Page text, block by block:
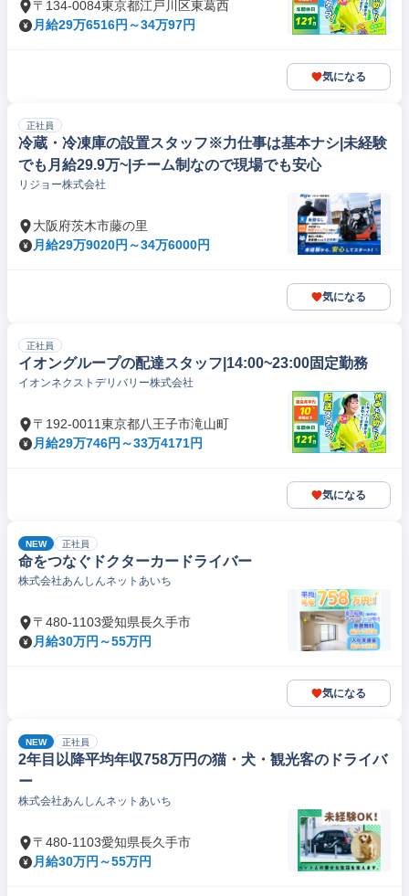
〒134-0084東京都江戸川区東葛西
月給29万6516円～34万97円
気になる
正社員
冷蔵・冷凍庫の設置スタッフ※力仕事は基本ナシ|未経験
でも月給29.9万~|チーム制なので現場でも安心
リジョー株式会社
大阪府茨木市藤の里
月給29万9020円～34万6000円
気になる
正社員
イオングループの配達スタッフ|14:00~23:00固定勤務
イオンネクストデリバリー株式会社
〒192-0011東京都八王子市滝山町
月給29万746円～33万4171円
気になる
NEW 正社員
命をつなぐドクターカードライバー
株式会社あんしんネットあいち
〒480-1103愛知県長久手市
月給30万円～55万円
気になる
NEW 正社員
2年目以降平均年収758万円の猫・犬・観光客のドライバ
ー
株式会社あんしんネットあいち
〒480-1103愛知県長久手市
月給30万円～55万円